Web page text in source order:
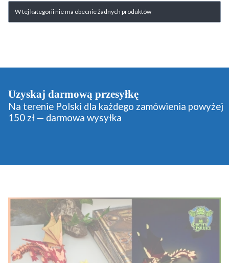
Lista produktów
W tej kategorii nie ma obecnie żadnych produktów
Uzyskaj darmową przesyłkę
Na terenie Polski dla każdego zamówienia powyżej
150 zł — darmowa wysyłka